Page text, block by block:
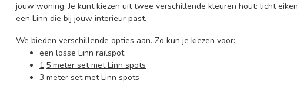
jouw woning. Je kunt kiezen uit twee verschillende kleuren hout: licht
een Linn die bij jouw interieur past.
We bieden verschillende opties aan. Zo kun je kiezen voor:
een losse Linn railspot
1,5 meter set met Linn spots
3 meter set met Linn spots